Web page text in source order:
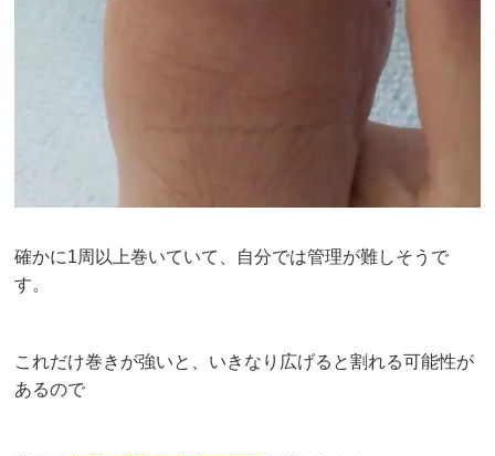
確かに1周以上巻いていて、自分では管理が難しそうで
す。
これだけ巻きが強いと、いきなり広げると割れる可能性が
あるので